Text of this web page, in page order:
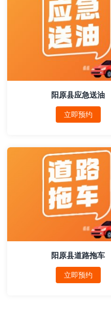
阳原县应急送油
立即预约
阳原县道路拖车
立即预约